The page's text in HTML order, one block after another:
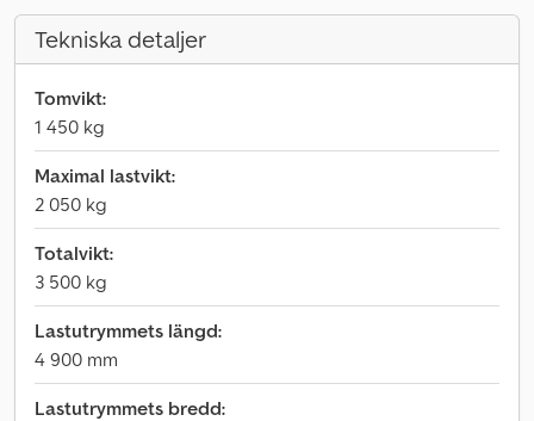
Tekniska detaljer
Tomvikt:
1 450 kg
Maximal lastvikt:
2 050 kg
Totalvikt:
3 500 kg
Lastutrymmets längd:
4 900 mm
Lastutrymmets bredd: